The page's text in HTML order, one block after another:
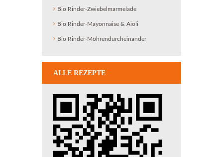
Bio Rinder-Zwiebelmarmelade
Bio Rinder-Mayonnaise & Aioli
Bio Rinder-Möhrendurcheinander
ALLE REZEPTE